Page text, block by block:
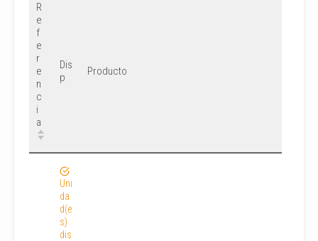
R
e
f
e
r
e
n
c
i
a
Dis
p
Producto
Uni
da
d(e
s)
dis